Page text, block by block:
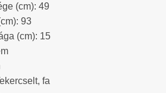
(cm): 49
93
(cm): 15
fa